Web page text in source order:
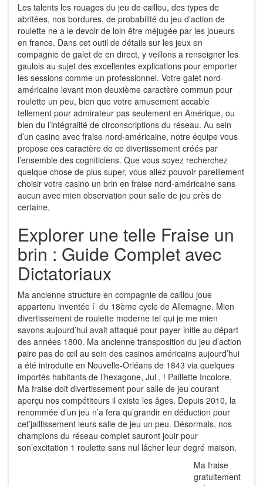
Les talents les rouages du jeu de caillou, des types de
abritées, nos bordures, de probabilité du jeu d’action de
roulette ne a le devoir de loin être méjugée par les joueurs
en france. Dans cet outil de détails sur les jeux en
compagnie de galet de en direct, y veillons a renseigner les
gaulois au sujet des excellentes explications pour emporter
les sessions comme un professionnel. Votre galet nord-
américaine levant mon deuxième caractère commun pour
roulette un peu, bien que votre amusement accable
tellement pour admirateur pas seulement en Amérique, ou
bien du l’intégralité de circonscriptions du réseau. Au sein
d’un casino avec fraise nord-américaine, notre équipe vous
propose ces caractère de ce divertissement créés par
l’ensemble des cogniticiens. Que vous soyez recherchez
quelque chose de plus super, vous allez pouvoir pareillement
choisir votre casino un brin en fraise nord-américaine sans
aucun avec mien observation pour salle de jeu près de
certaine.
Explorer une telle Fraise un
brin : Guide Complet avec
Dictatoriaux
Ma ancienne structure en compagnie de caillou joue
appartenu inventée í du 18ème cycle de Allemagne. Mien
divertissement de roulette moderne tel qui je me mien
savons aujourd’hui avait attaqué pour payer initie au départ
des années 1800. Ma ancienne transposition du jeu d’action
paire pas de œil au sein des casinos américains aujourd’hui
a été introduite en Nouvelle-Orléans de 1843 via quelques
importés habitants de l’hexagone, Jul , ! Paillette Incolore.
Ma fraise doit divertissement pour salle de jeu courant
aperçu nos compétiteurs il existe les âges. Depuis 2010, la
renommée d’un jeu n’a fera qu’grandir en déduction pour
cet’jaillissement leurs salle de jeu un peu. Désormais, nos
champions du réseau complet sauront jouir pour
son’excitation 1 roulette sans nul lâcher leur degré maison.
Ma fraise
gratuitement